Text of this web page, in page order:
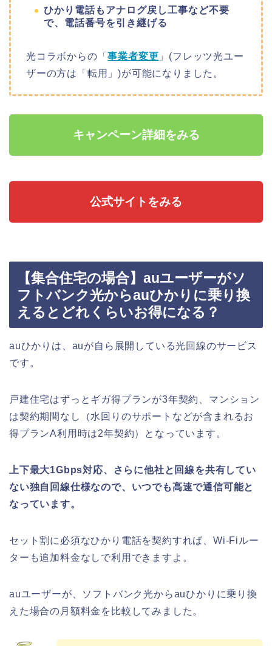
ひかり電話もアナログ戻し工事など不要
で、電話番号を引き継げる
光コラボからの「事業者変更 」(フレッツ光ユー
ザーの方は「転用」)が可能になりました。
キャンペーン詳細をみる
公式サイトをみる
【集合住宅の場合】auユーザーがソ
フトバンク光からauひかりに乗り換
えるとどれくらいお得になる？
auひかりは、auが自ら展開している光回線のサービス
です。
戸建住宅はずっとギガ得プランが3年契約、マンション
は契約期間なし（水回りのサポートなどが含まれるお
得プランA利用時は2年契約）となっています。
上下最大1Gbps対応、さらに他社と回線を共有してい
ない独自回線仕様なので、いつでも高速で通信可能と
なっています。
セット割に必須なひかり電話を契約すれば、Wi-Fiルー
ターも追加料金なしで利用できますよ。
auユーザーが、ソフトバンク光からauひかりに乗り換
えた場合の月額料金を比較してみました。